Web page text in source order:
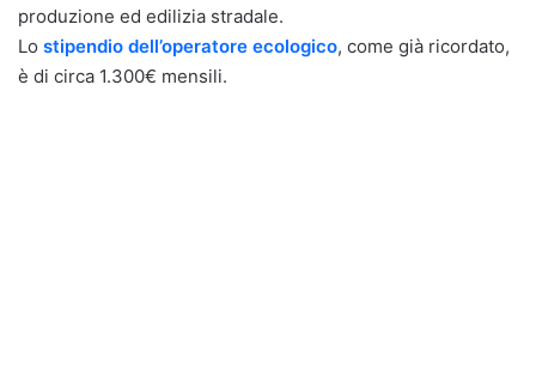
produzione ed edilizia stradale.
Lo stipendio dell’operatore ecologico, come già ricordato,
è di circa 1.300€ mensili.